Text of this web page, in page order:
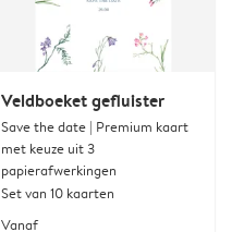
Veldboeket gefluister
Save the date | Premium kaart
met keuze uit 3
papierafwerkingen
Set van 10 kaarten
Vanaf